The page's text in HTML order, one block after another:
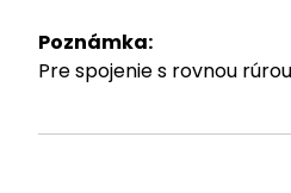
Poznámka:
Pre spojenie s rovnou